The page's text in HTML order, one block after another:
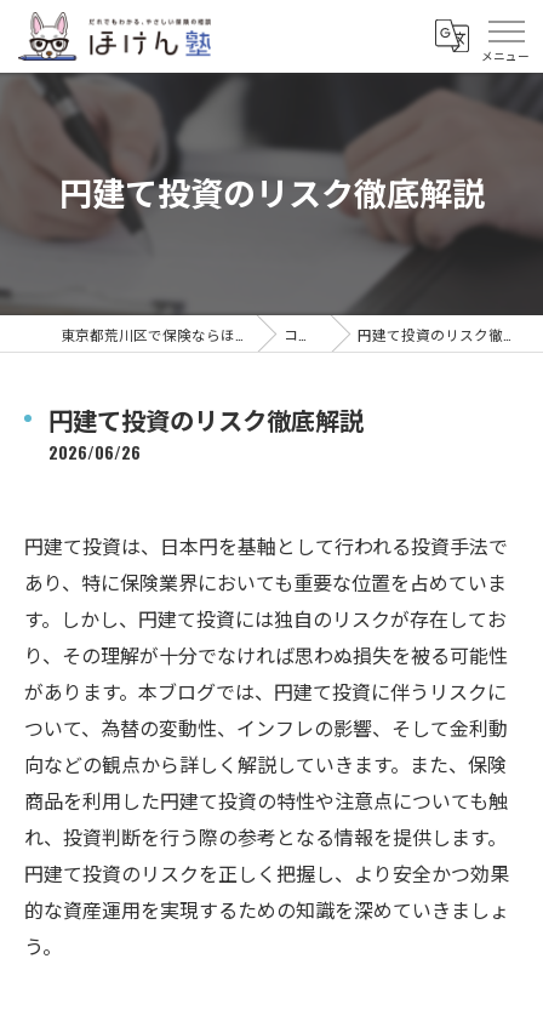
円建て投資のリスク徹底解説
コラム 円建て投資のリスク徹底解説
円建て投資のリスク徹底解説
2026/06/26
円建て投資は、日本円を基軸として行われる投資手法で
あり、特に保険業界においても重要な位置を占めていま
す。しかし、円建て投資には独自のリスクが存在してお
り、その理解が十分でなければ思わぬ損失を被る可能性
があります。本ブログでは、円建て投資に伴うリスクに
ついて、為替の変動性、インフレの影響、そして金利動
向などの観点から詳しく解説していきます。また、保険
商品を利用した円建て投資の特性や注意点についても触
れ、投資判断を行う際の参考となる情報を提供します。
円建て投資のリスクを正しく把握し、より安全かつ効果
的な資産運用を実現するための知識を深めていきましょ
う。